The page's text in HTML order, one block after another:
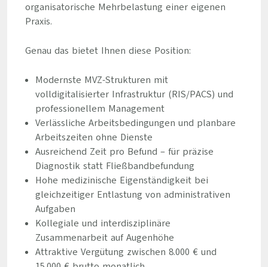
organisatorische Mehrbelastung einer eigenen
Praxis.
Genau das bietet Ihnen diese Position:
Modernste MVZ-Strukturen mit
volldigitalisierter Infrastruktur (RIS/PACS) und
professionellem Management
Verlässliche Arbeitsbedingungen und planbare
Arbeitszeiten ohne Dienste
Ausreichend Zeit pro Befund – für präzise
Diagnostik statt Fließbandbefundung
Hohe medizinische Eigenständigkeit bei
gleichzeitiger Entlastung von administrativen
Aufgaben
Kollegiale und interdisziplinäre
Zusammenarbeit auf Augenhöhe
Attraktive Vergütung zwischen 8.000 € und